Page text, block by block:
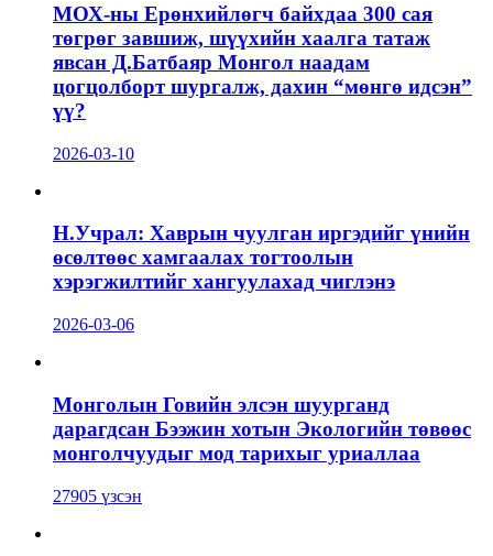
МОХ-ны Ерөнхийлөгч байхдаа 300 сая
төгрөг завшиж, шүүхийн хаалга татаж
явсан Д.Батбаяр Монгол наадам
цогцолборт шургалж, дахин “мөнгө идсэн”
үү?
2026-03-10
Н.Учрал: Хаврын чуулган иргэдийг үнийн
өсөлтөөс хамгаалах тогтоолын
хэрэгжилтийг хангуулахад чиглэнэ
2026-03-06
Монголын Говийн элсэн шуурганд
дарагдсан Бээжин хотын Экологийн төвөөс
монголчуудыг мод тарихыг уриаллаа
27905 үзсэн